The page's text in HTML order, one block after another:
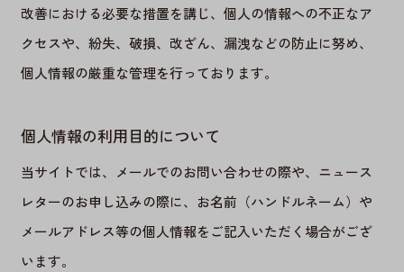
改善における必要な措置を講じ、個人の情報への不正なア
クセスや、紛失、破損、改ざん、漏洩などの防止に努め、
個人情報の厳重な管理を行っております。
個人情報の利用目的について
当サイトでは、メールでのお問い合わせの際や、ニュース
レターのお申し込みの際に、お名前（ハンドルネーム）や
メールアドレス等の個人情報をご記入いただく場合がござ
います。